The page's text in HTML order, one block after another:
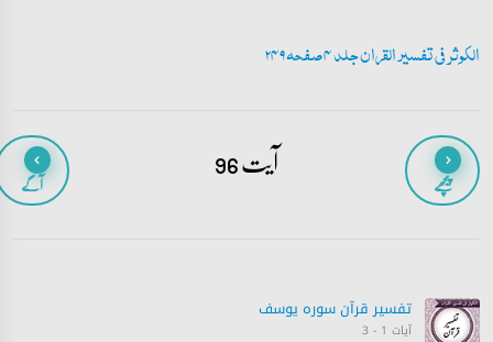
الکوثر فی تفسیر القران جلد 4 صفحہ 249
پیچھے آیت 96 آگے
تفسیر قرآن سورہ ‎يوسف
آیات 1 - 3